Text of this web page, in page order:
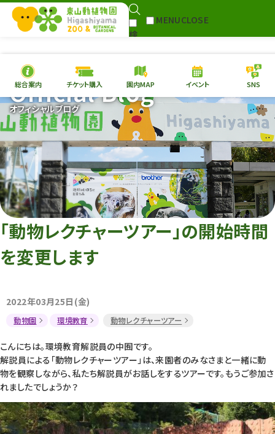
検
MENUCLOSE
本日の開園情報 チケ
園内MAP イベント
総合案内
動物園 植物園
再生プラン
東山動植物園
への支援
環境教育
総合案内 チケット購入 園内MAP イベント SNS
オフィシャルブログ
Official Blog
「動物レクチャーツアー」の開始時間
を変更します
2022年03月25日(金)
動物園 環境教育 動物レクチャーツアー
こんにちは。環境教育解説員の中囿です。
解説員による「動物レクチャーツアー」は、来園者のみなさまと一緒に動
物を観察しながら、私たち解説員がお話しをするツアーです。もうご参加さ
れましたでしょうか？